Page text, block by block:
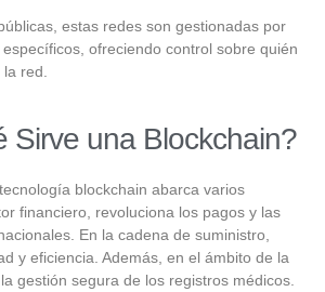
estas redes son gestionadas por
ofreciendo control sobre quién
la red.
Sirve una Blockchain?
blockchain abarca varios
financiero, revoluciona los pagos y las
En la cadena de suministro,
y eficiencia. Además, en el ámbito de la
gestión segura de los registros médicos.